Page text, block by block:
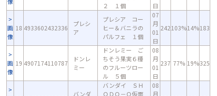
２ １個
日
画
像
18 4933602432336
プレシ
ア
プレシア コー
ヒー＆バニラの
パルフェ １個
07
月
01
日
242103%14%183
画
像
19 4907174110787
ドンレ
ミー
ドンレミー ご
ちそう果実６種
のフルーツロー
ル ５個
08
月
01
日
237 77% 19%325
バンダ
バンダイ ＳＨ
ＯＤＯ－Ｏ仮面
08
月